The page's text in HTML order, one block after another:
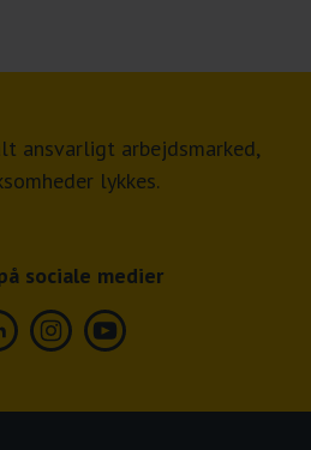
ansvarligt arbejdsmarked,
lykkes.
sociale medier